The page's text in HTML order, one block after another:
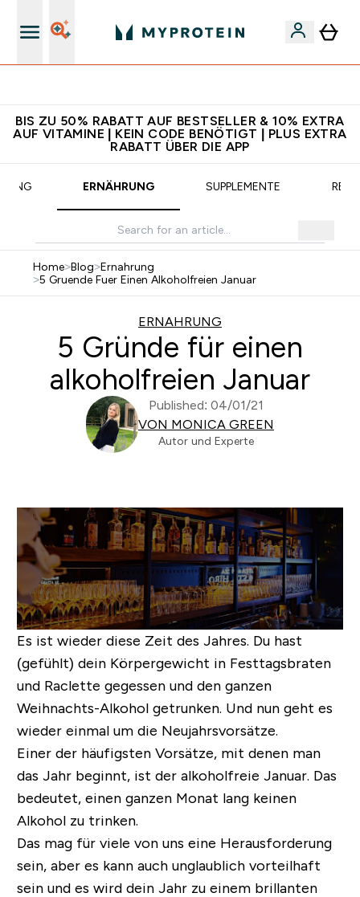
BIS ZU 50% RABATT AUF BESTSELLER & 10% EXTRA
AUF VITAMINE | KEIN CODE BENÖTIGT | PLUS EXTRA
RABATT ÜBER DIE APP
ERNÄHRUNG SUPPLEMENTE
Home>Blog>Ernahrung
>5 Gruende Fuer Einen Alkoholfreien Januar
ERNAHRUNG
5 Gründe für einen
alkoholfreien Januar
Published: 04/01/21
VON MONICA GREEN
Autor und Experte
Es ist wieder diese Zeit des Jahres. Du hast
(gefühlt) dein Körpergewicht in Festtagsbraten
und Raclette gegessen und den ganzen
Weihnachts-Alkohol getrunken. Und nun geht es
wieder einmal um die Neujahrsvorsätze.
Einer der häufigsten Vorsätze, mit denen man
das Jahr beginnt, ist der alkoholfreie Januar. Das
bedeutet, einen ganzen Monat lang keinen
Alkohol zu trinken.
Das mag für viele von uns eine Herausforderung
sein, aber es kann auch unglaublich vorteilhaft
sein und es wird dein Jahr zu einem brillanten